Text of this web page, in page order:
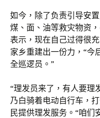
如今，除了负责引导安
煤、面、油等救灾物资
表示，现在自己过得很
家乡重建出一份力，“今
全巡逻员。”
“理发员来了，有人要理
乃白骑着电动自行车，
民提供理发服务。“咱们